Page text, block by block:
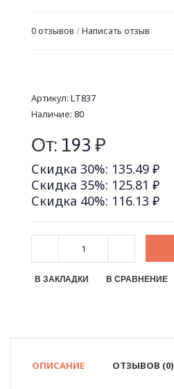
0 отзывов /Написать отзыв
Артикул: LT837
Наличие: 80
От: 193 ₽
Скидка 30%: 135.49 ₽
Скидка 35%: 125.81 ₽
Скидка 40%: 116.13 ₽
В ЗАКЛАДКИ В СРАВНЕНИЕ
ОПИСАНИЕ ОТЗЫВОВ (0)